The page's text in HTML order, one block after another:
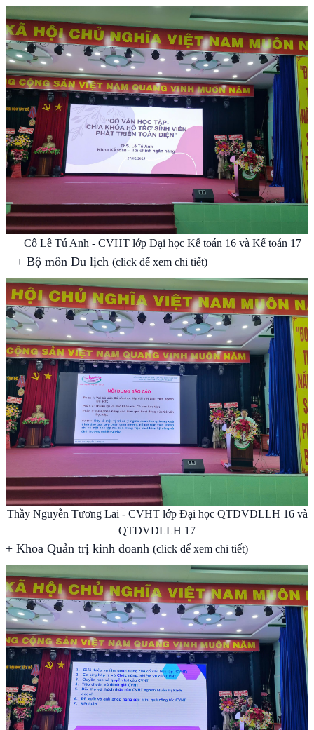
Cô Lê Tú Anh - CVHT lớp Đại học Kế toán 16 và Kế toán 17
+ Bộ môn Du lịch (click để xem chi tiết)
Thầy Nguyễn Tương Lai - CVHT lớp Đại học QTDVDLLH 16 và
QTDVDLLH 17
+ Khoa Quản trị kinh doanh (click để xem chi tiết)